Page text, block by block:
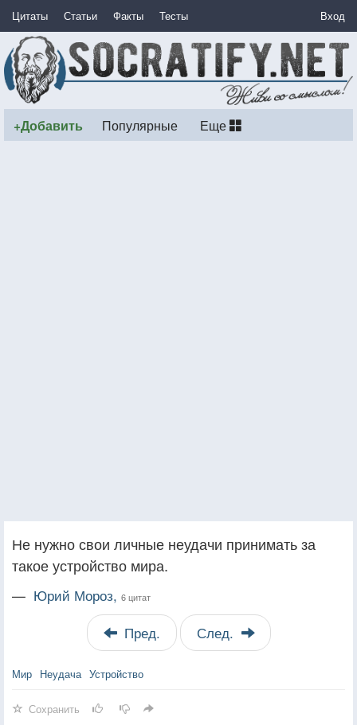
Цитаты Статьи Факты Тесты Вход
+Добавить Популярные Еще
Не нужно свои личные неудачи принимать за
такое устройство мира.
— Юрий Мороз, 6 цитат
Пред. След.
Мир Неудача Устройство
Сохранить